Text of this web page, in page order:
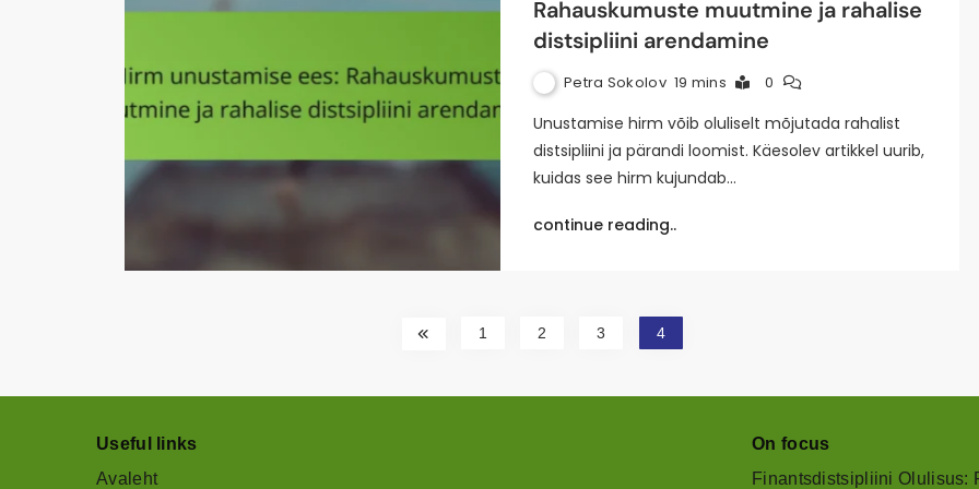
Rahauskumuste muutmine ja rahalise
distsipliini arendamine
Petra Sokolov 19 mins 0
Unustamise hirm võib oluliselt mõjutada rahalist
distsipliini ja pärandi loomist. Käesolev artikkel uurib,
kuidas see hirm kujundab…
continue reading..
1 2 3 4
Useful links
Avaleht
On focus
Finantsdistsipliini Olulisus: